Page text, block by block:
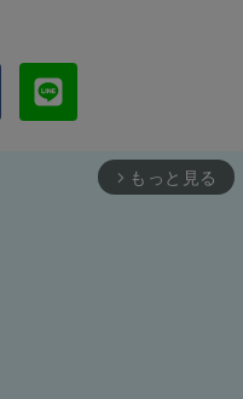
arrow_forward_ios もっと見る